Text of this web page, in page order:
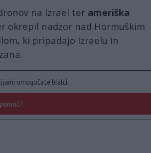
na Izrael ter ameriška
okrepil nadzor nad Hormuškim
ki pripadajo Izraelu in
omogočate bralci.